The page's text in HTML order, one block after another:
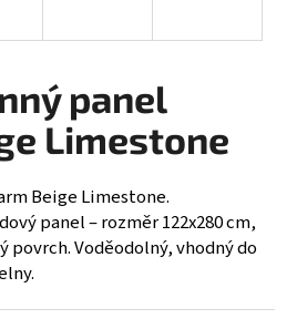
panel
Limestone
Beige Limestone.
panel – rozměr 122x280 cm,
povrch. Voděodolný, vhodný do